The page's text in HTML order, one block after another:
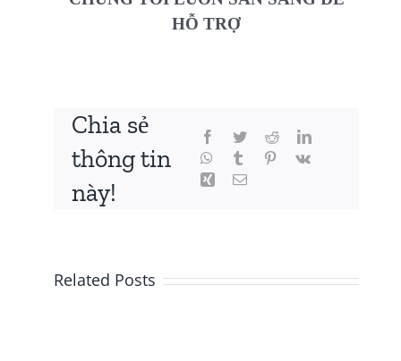
HỖ TRỢ
Chia sẻ
thông tin
này!
Related Posts